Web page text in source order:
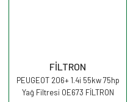
FİLTRON
PEUGEOT 206+ 1.4i 55kw 75hp
Yağ Filtresi OE673 FİLTRON